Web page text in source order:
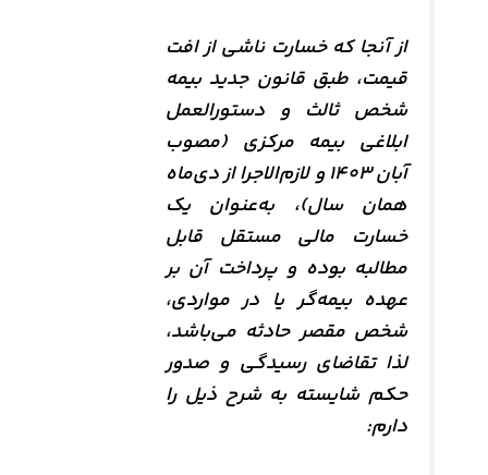
از آنجا که خسارت ناشی از افت
قیمت، طبق قانون جدید بیمه
شخص ثالث و دستورالعمل
ابلاغی بیمه مرکزی (مصوب
آبان ۱۴۰۳ و لازم‌الاجرا از دی‌ماه
همان سال)، به‌عنوان یک
خسارت مالی مستقل قابل
مطالبه بوده و پرداخت آن بر
عهده بیمه‌گر یا در مواردی،
شخص مقصر حادثه می‌باشد،
لذا تقاضای رسیدگی و صدور
حکم شایسته به شرح ذیل را
دارم: